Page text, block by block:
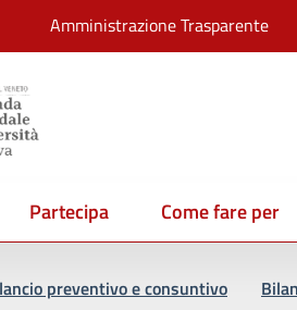
Amministrazione Trasparente
Partecipa Come fare per
preventivo e consuntivo